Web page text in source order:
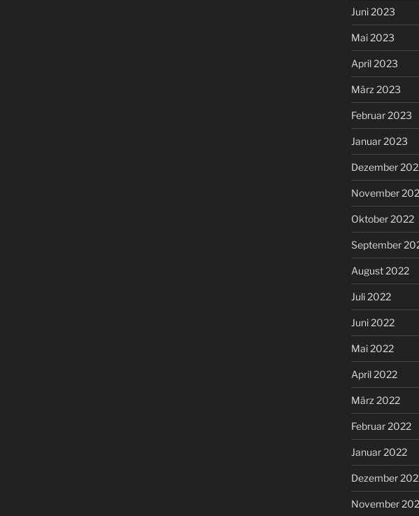
Juni 2023
Mai 2023
April 2023
März 2023
Februar 2023
Januar 2023
Dezember
November
Oktober 2022
September
August 2022
Juli 2022
Juni 2022
Mai 2022
April 2022
März 2022
Februar 2022
Januar 2022
Dezember
November